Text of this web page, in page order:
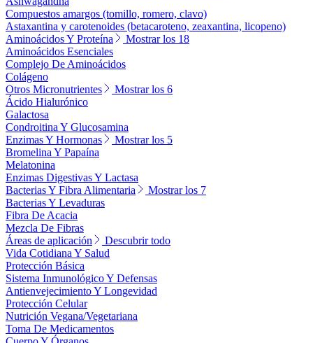
Compuestos amargos (tomillo, romero, clavo)
Astaxantina y carotenoides (betacaroteno, zeaxantina, licopeno)
Aminoácidos Y Proteína
Mostrar los 18
Aminoácidos Esenciales
Complejo De Aminoácidos
Colágeno
Otros Micronutrientes
Mostrar los 6
Ácido Hialurónico
Galactosa
Condroitina Y Glucosamina
Enzimas Y Hormonas
Mostrar los 5
Bromelina Y Papaína
Melatonina
Enzimas Digestivas Y Lactasa
Bacterias Y Fibra Alimentaria
Mostrar los 7
Bacterias Y Levaduras
Fibra De Acacia
Mezcla De Fibras
Áreas de aplicación
Descubrir todo
Vida Cotidiana Y Salud
Protección Básica
Sistema Inmunológico Y Defensas
Antienvejecimiento Y Longevidad
Protección Celular
Nutrición Vegana/Vegetariana
Toma De Medicamentos